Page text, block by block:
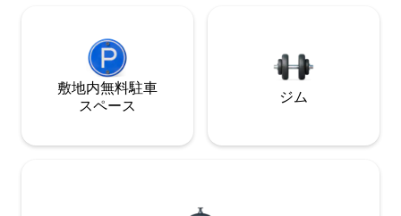
敷地内無料駐⁠車
ス⁠ペ⁠ー⁠ス
ジム